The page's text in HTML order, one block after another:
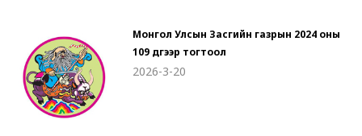
Монгол Улсын Засгийн газрын 2024 оны
109 дүгээр тогтоол
2026-3-20